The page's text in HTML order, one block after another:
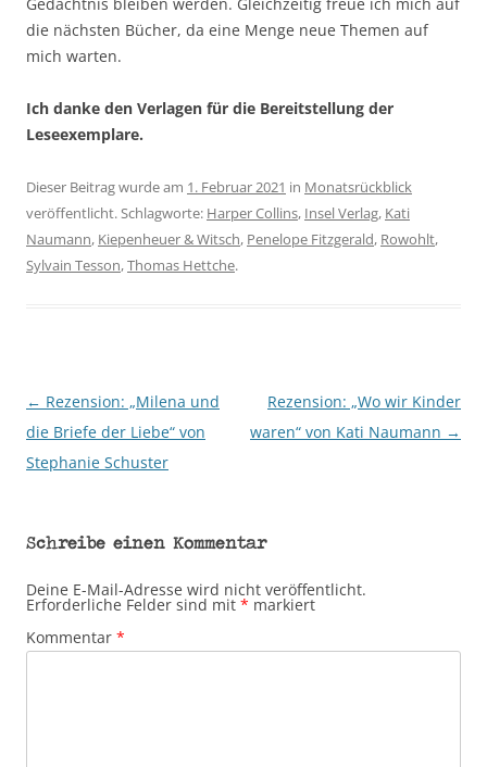
die nächsten Bücher, da eine Menge neue Themen auf
mich warten.
Ich danke den Verlagen für die Bereitstellung der
Leseexemplare.
Dieser Beitrag wurde am 1. Februar 2021 in Monatsrückblick
veröffentlicht. Schlagworte: Harper Collins, Insel Verlag, Kati
Naumann, Kiepenheuer & Witsch, Penelope Fitzgerald, Rowohlt,
Sylvain Tesson,Thomas Hettche.
Beitragsnavigation
← Rezension: „Milena und
die Briefe der Liebe“ von
Stephanie Schuster
Rezension: „Wo wir Kinder
waren“ von Kati Naumann →
Schreibe einen Kommentar
Deine E-Mail-Adresse wird nicht veröffentlicht.
Erforderliche Felder sind mit * markiert
Kommentar *